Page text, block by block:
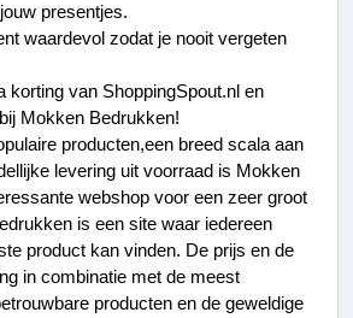
presentjes.
waardevol zodat je nooit vergeten
korting van ShoppingSpout.nl en
Mokken Bedrukken!
producten,een breed scala aan
levering uit voorraad is Mokken
webshop voor een zeer groot
is een site waar iedereen
product kan vinden. De prijs en de
in combinatie met de meest
producten en de geweldige